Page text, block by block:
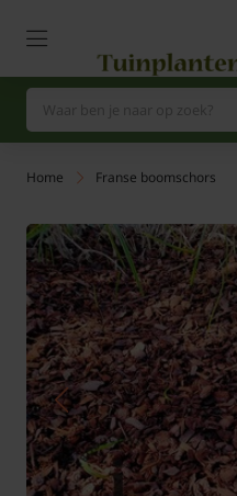
Home Franse boomschors